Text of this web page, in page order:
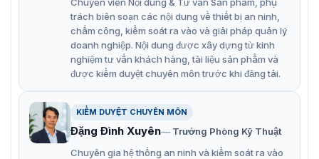
trách biên soạn các nội dung về thiết bị an ninh,
chấm công, kiểm soát ra vào và giải pháp quản lý
doanh nghiệp. Nội dung được xây dựng từ kinh
nghiệm tư vấn khách hàng, tài liệu sản phẩm và
được kiểm duyệt chuyên môn trước khi đăng tải.
KIỂM DUYỆT CHUYÊN MÔN
Đặng Đình Xuyên
Trưởng Phòng Kỹ Thuật
Chuyên gia hệ thống an ninh và kiểm soát ra vào